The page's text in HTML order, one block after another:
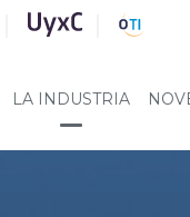
LA INDUSTRIA